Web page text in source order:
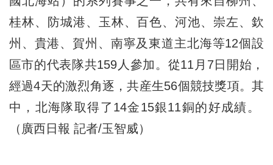
桂林、防城港、玉林、百色、河池、崇左、欽
州、貴港、賀州、南寧及東道主北海等12個設
區市的代表隊共159人參加。從11月7日開始，
經過4天的激烈角逐，共産生56個競技獎項。其
中，北海隊取得了14金15銀11銅的好成績。
（廣西日報 記者/玉智威）